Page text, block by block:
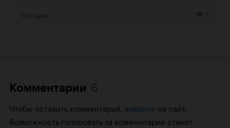
Комментарии
Чтобы оставить комментарий, войдите на сайт.
Возможность голосовать за комментарии станет